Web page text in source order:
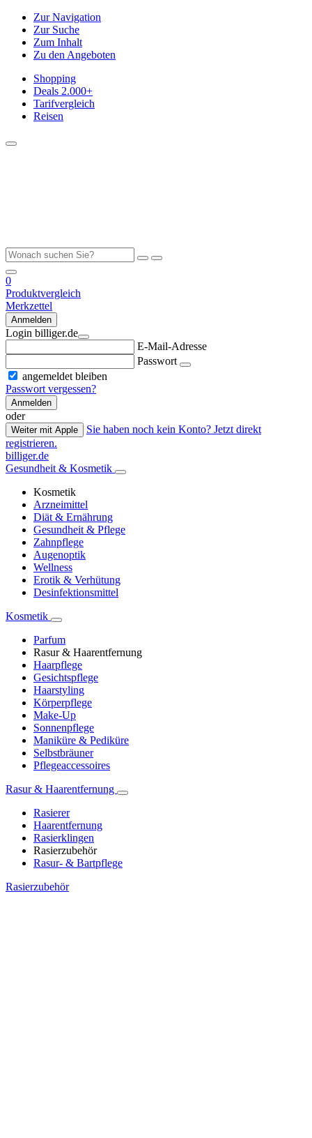
Zur Navigation
Zur Suche
Zum Inhalt
Zu den Angeboten
Shopping
Deals 2.000+
Tarifvergleich
Reisen
0
Produktvergleich
Merkzettel
Anmelden
Login billiger.de
E-Mail-Adresse
Passwort
angemeldet bleiben
Passwort vergessen?
Anmelden
oder
Weiter mit Apple
Sie haben noch kein Konto? Jetzt direkt
registrieren.
billiger.de
Gesundheit & Kosmetik
Kosmetik
Arzneimittel
Diät & Ernährung
Gesundheit & Pflege
Zahnpflege
Augenoptik
Wellness
Erotik & Verhütung
Desinfektionsmittel
Kosmetik
Parfum
Rasur & Haarentfernung
Haarpflege
Gesichtspflege
Haarstyling
Körperpflege
Make-Up
Sonnenpflege
Maniküre & Pediküre
Selbstbräuner
Pflegeaccessoires
Rasur & Haarentfernung
Rasierer
Haarentfernung
Rasierklingen
Rasierzubehör
Rasur- & Bartpflege
Rasierzubehör